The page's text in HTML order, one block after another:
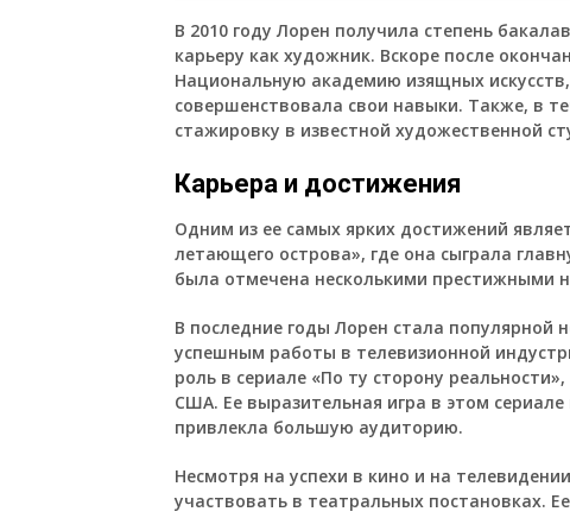
В 2010 году Лорен получила степень
карьеру как художник. Вскоре после
Национальную академию изящных
совершенствовала свои навыки. Также, в
стажировку в известной художественной
Карьера и достижения
Одним из ее самых ярких достижений
летающего острова», где она сыграла
была отмечена несколькими престижными
В последние годы Лорен стала популярной
успешным работы в телевизионной
роль в сериале «По ту сторону
США. Ее выразительная игра в этом
привлекла большую аудиторию.
Несмотря на успехи в кино и на
участвовать в театральных постановках.